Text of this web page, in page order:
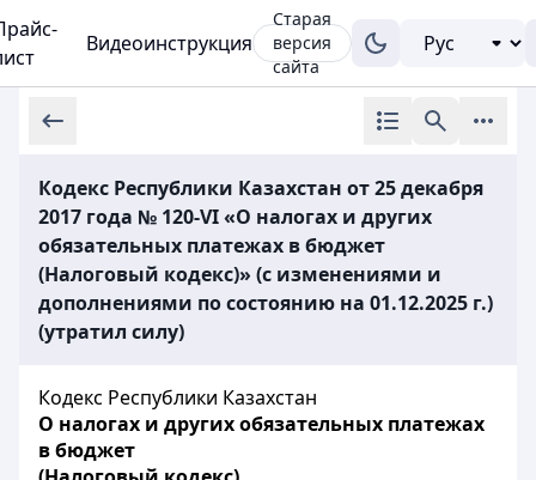
Видеоинструкция
Старая
версия
сайта
Кодекс Республики Казахстан от 25 декабря
2017 года № 120-VI «О налогах и других
обязательных платежах в бюджет
(Налоговый кодекс)» (с изменениями и
дополнениями по состоянию на 01.12.2025 г.)
(утратил силу)
Кодекс Республики Казахстан
О налогах и других обязательных платежах
в бюджет